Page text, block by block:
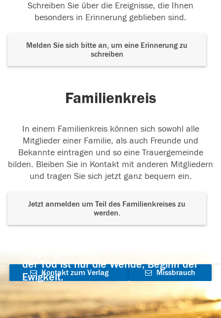
Schreiben Sie über die Ereignisse, die Ihnen
besonders in Erinnerung geblieben sind.
Melden Sie sich bitte an, um eine Erinnerung zu
schreiben
Familienkreis
In einem Familienkreis können sich sowohl alle
Mitglieder einer Familie, als auch Freunde und
Bekannte eintragen und so eine Trauergemeinde
bilden. Bleiben Sie in Kontakt mit anderen Mitgliedern
und tragen Sie sich jetzt ganz bequem ein.
Jetzt anmelden um Teil des Familienkreises zu
werden.
der Tod ist nur die Wende, Beginn der
Ewigkeit.
Kontakt zum Verlag
aufnehmen
Missbrauch